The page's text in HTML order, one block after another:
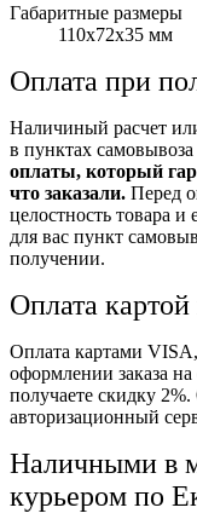
Габаритные размеры
110х72х35 мм
Оплата при
Наличиный расчет
в пунктах
оплаты, который
что заказали. Перед
целостность товара
для вас пункт
получении.
Оплата
Оплата картами
оформлении заказа
получаете скидку
авторизационный
Наличными в
курьером по